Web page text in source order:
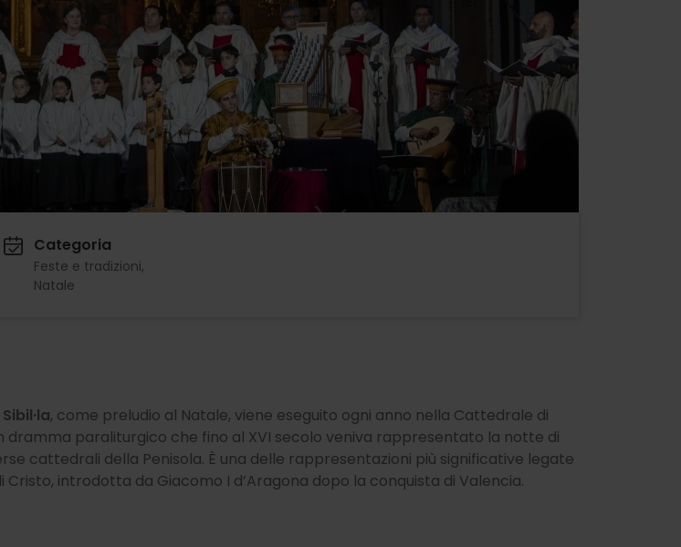
Categoria
Feste e tradizioni
Natale
, come preludio al Natale, viene eseguito ogni anno nella Cattedrale di
dramma paraliturgico che fino al XVI secolo veniva rappresentato la notte di
cattedrali della Penisola. È una delle rappresentazioni più significative legate
Cristo, introdotta da Giacomo I d’Aragona dopo la conquista di Valencia.